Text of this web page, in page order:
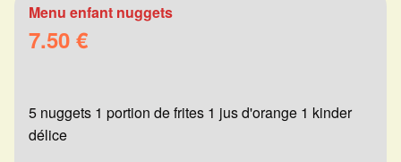
Menu enfant nuggets
7.50 €
5 nuggets 1 portion de frites 1 jus d'orange 1 kinder
délice